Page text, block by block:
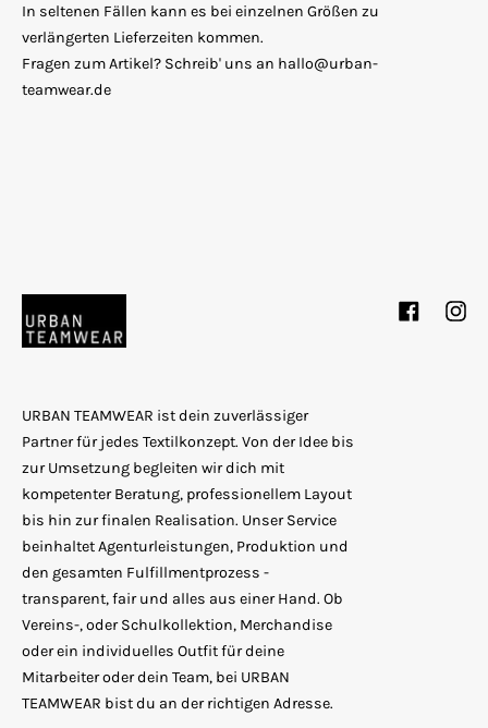
In seltenen Fällen kann es bei einzelnen Größen zu
verlängerten Lieferzeiten kommen.
Fragen zum Artikel? Schreib' uns an hallo@urban-
teamwear.de
Facebook
URBAN TEAMWEAR ist dein zuverlässiger
Partner für jedes Textilkonzept. Von der Idee bis
zur Umsetzung begleiten wir dich mit
kompetenter Beratung, professionellem Layout
bis hin zur finalen Realisation. Unser Service
beinhaltet Agenturleistungen, Produktion und
den gesamten Fulfillmentprozess -
transparent, fair und alles aus einer Hand. Ob
Vereins-, oder Schulkollektion, Merchandise
oder ein individuelles Outfit für deine
Mitarbeiter oder dein Team, bei URBAN
TEAMWEAR bist du an der richtigen Adresse.